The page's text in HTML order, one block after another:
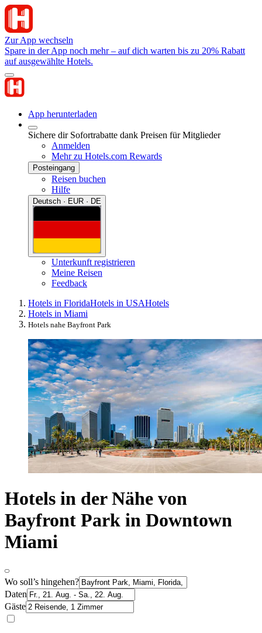
Zur App wechseln
Spare in der App noch mehr – auf dich warten bis zu 20% Rabatt
auf ausgewählte Hotels.
App herunterladen
Sichere dir Sofortrabatte dank Preisen für Mitglieder
Anmelden
Mehr zu Hotels.com Rewards
Posteingang
Reisen buchen
Hilfe
Deutsch · EUR · DE
Unterkunft registrieren
Meine Reisen
Feedback
Hotels in FloridaHotels in USAHotels
Hotels in Miami
Hotels nahe Bayfront Park
Hotels in der Nähe von
Bayfront Park in Downtown
Miami
Wo soll’s hingehen?
Daten
Gäste